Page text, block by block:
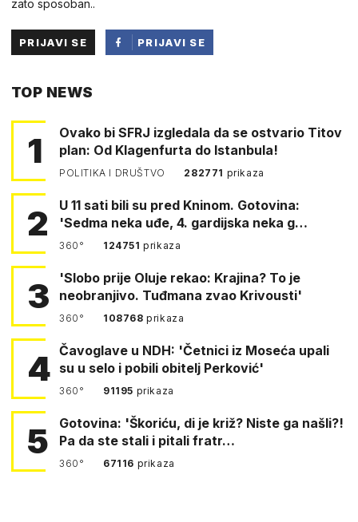
zato sposoban..
PRIJAVI SE
PRIJAVI SE
TOP NEWS
1
Ovako bi SFRJ izgledala da se ostvario Titov
plan: Od Klagenfurta do Istanbula!
POLITIKA I DRUŠTVO 282771 prikaza
2
U 11 sati bili su pred Kninom. Gotovina:
'Sedma neka uđe, 4. gardijska neka g…
360° 124751prikaza
3
'Slobo prije Oluje rekao: Krajina? To je
neobranjivo. Tuđmana zvao Krivousti'
360° 108768prikaza
4 Čavoglave u NDH: 'Četnici iz Moseća upali
su u selo i pobili obitelj Perković'
360° 91195 prikaza
5
Gotovina: 'Škoriću, di je križ? Niste ga našli?!
Pa da ste stali i pitali fratr…
360° 67116 prikaza